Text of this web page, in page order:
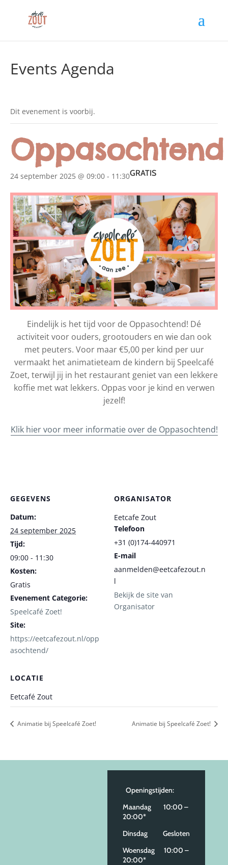
Events Agenda
Dit evenement is voorbij.
Oppasochtend
24 september 2025 @ 09:00 - 11:30GRATIS
Eindelijk is het tijd voor de Oppasochtend! Dé
activiteit voor ouders, grootouders en wie dan ook
met peuters. Voor maar €5,00 per kind per uur
vermaakt het animatieteam de kindern bij Speelcafé
Zoet, terwijl jij in het restaurant geniet van een lekkere
koffie met wat lekkers. Oppas voor je kind en verwen
jezelf!
Klik hier voor meer informatie over de Oppasochtend!
GEGEVENS
Datum:
24 september 2025
Tijd:
09:00 - 11:30
Kosten:
Gratis
Evenement Categorie:
Speelcafé Zoet!
Site:
https://eetcafezout.nl/opp
asochtend/
ORGANISATOR
Eetcafe Zout
Telefoon
+31 (0)174-440971
E-mail
aanmelden@eetcafezout.n
l
Bekijk de site van
Organisator
LOCATIE
Eetcafé Zout
Animatie bij Speelcafé Zoet! Animatie bij Speelcafé Zoet!
Openingstijden:
Maandag 10:00 –
20:00*
Dinsdag Gesloten
Woensdag 10:00 –
20:00*